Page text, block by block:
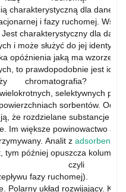
charakterystyczną dla danej
i fazy ruchomej.
charakterystyczny dla
i może służyć do jej
opóźnienia jaką ma wzorzec,
to prawdopodobnie jest
selektywnych
sorbentów.
że rozdzielane substancje w
Im większe powinowactwo
Analit z adsorbentu
tym później opuszcza kolumnę
czyli
fazy ruchomej).
Polarny układ rozwijający.